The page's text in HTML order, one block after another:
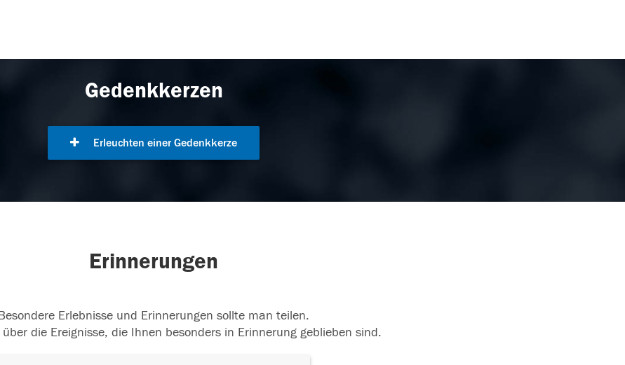
Gedenkkerzen
Erleuchten einer Gedenkkerze
Erinnerungen
Erlebnisse und Erinnerungen sollte man teilen.
über die Ereignisse, die Ihnen besonders in Erinnerung geblieben sind.